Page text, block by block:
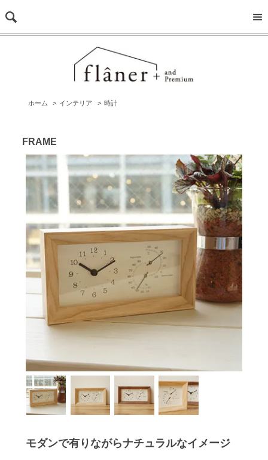
ホーム > インテリア > 時計
FRAME
モダンで有りながらナチュラルなイメージ